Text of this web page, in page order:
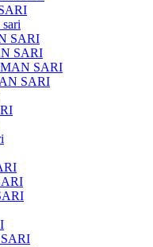
SARI
SARI
SARI
SARI